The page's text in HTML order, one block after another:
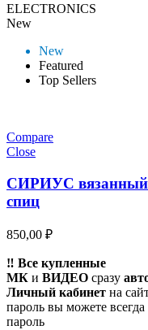
ELECTRONICS
New
New
Featured
Top Sellers
Compare
Close
СИРИУС вязанный
спиц
850,00 ₽
‼️ Все купленные
МК и ВИДЕО сразу
Личный кабинет на
пароль вы можете
пароль